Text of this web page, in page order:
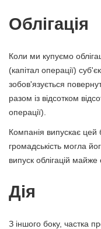
Облігація
Коли ми купуємо
(капітал операції)
зобов'язується
разом із відсотком
операції).
Компанія випускає цей
громадськість могла
випуск облігацій
Дія
З іншого боку, частка